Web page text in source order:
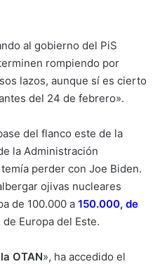
al gobierno del PiS
rompiendo por
lazos, aunque sí es cierto
del 24 de febrero».
del flanco este de la
la Administración
perder con Joe Biden.
ojivas nucleares
de 100.000 a 150.000, de
Europa del Este.
OTAN», ha accedido el